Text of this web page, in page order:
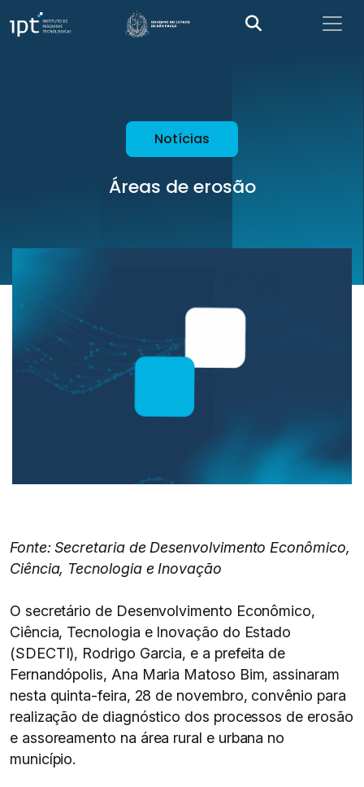
Notícias
Áreas de erosão
Fonte: Secretaria de Desenvolvimento Econômico,
Ciência, Tecnologia e Inovação
O secretário de Desenvolvimento Econômico,
Ciência, Tecnologia e Inovação do Estado
(SDECTI), Rodrigo Garcia, e a prefeita de
Fernandópolis, Ana Maria Matoso Bim, assinaram
nesta quinta-feira, 28 de novembro, convênio para
realização de diagnóstico dos processos de erosão
e assoreamento na área rural e urbana no
município.